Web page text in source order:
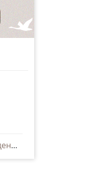
Просмотреть все сведения